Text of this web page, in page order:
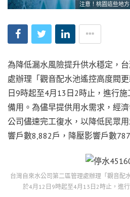
注意！桃園這些地
為降低漏水風險提升供水穩定，
處辦理「觀音配水池遙控高度閥
日9時起至4月13日2時止，進行
備用。為儘早提供用水需求，經
公司儘速完工復水，以降低民眾
響戶數8,882戶，降壓影響戶數
台灣自來水公司第二區管理處辦理「觀音配
於4月12日9時起至4月13日2時止，進